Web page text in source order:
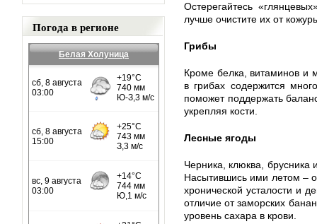
Погода в регионе
Белая Холуница
Остерегайтесь
лучше очистите их от
Грибы
Кроме белка, витаминов и
в грибах содержится
поможет поддержать
укрепляя кости.
Лесные ягоды
Черника, клюква, брусника
Насытившись ими летом –
хронической усталости и
отличие от заморских
уровень сахара в крови.